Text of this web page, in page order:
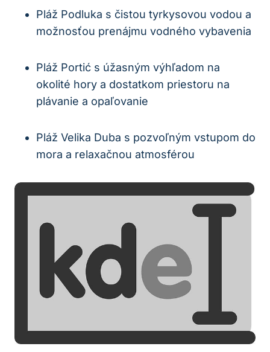
Pláž Podluka s čistou tyrkysovou vodou a
možnosťou prenájmu vodného vybavenia
Pláž Portić s úžasným výhľadom na
okolité hory a dostatkom priestoru na
plávanie a opaľovanie
Pláž Velika Duba s pozvoľným vstupom do
mora a relaxačnou atmosférou